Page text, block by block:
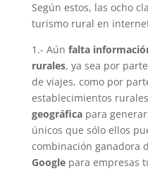
Según estos, las ocho
turismo rural en
1.- Aún falta
rurales, ya sea por
de viajes, como por
establecimientos
geográficapara
únicos que sólo ellos
combinación ganadora
Googlepara empresas